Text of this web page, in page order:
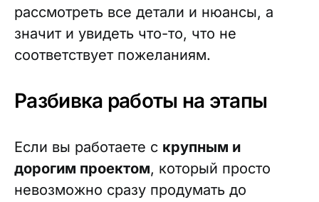
рассмотреть все детали и нюансы, а
значит и увидеть что-то, что не
соответствует пожеланиям.
Разбивка работы на этапы
Если вы работаете с крупным и
дорогим проектом, который просто
невозможно сразу продумать до